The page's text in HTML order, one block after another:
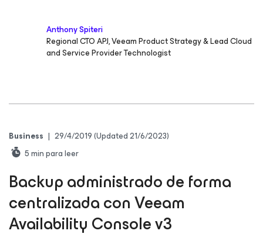
Anthony Spiteri
Regional CTO APJ, Veeam Product Strategy & Lead Cloud
and Service Provider Technologist
Business | 29/4/2019(Updated 21/6/2023)
5min para leer
Backup administrado de forma
centralizada con Veeam
Availability Console v3